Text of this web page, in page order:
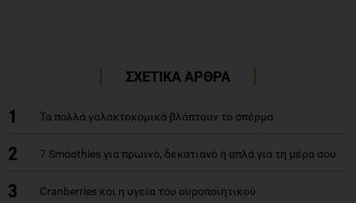
ΣΧΕΤΙΚΑ ΑΡΘΡΑ
1 Τα πολλά γαλακτοκομικά βλάπτουν το σπέρμα
2 7 Smoothies για πρωινό, δεκατιανό ή απλά για τη μέρα σου
3 Cranberries και η υγεία του ουροποιητικού